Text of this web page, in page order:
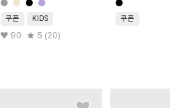
쿠폰 KIDS
90 5 (20)
쿠폰